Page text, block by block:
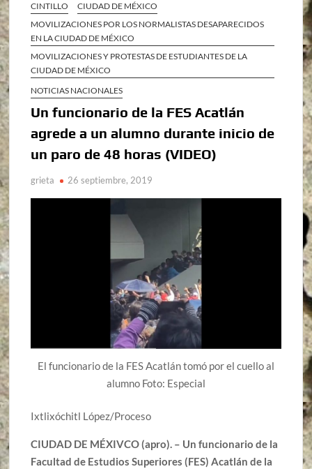
CINTILLO
CIUDAD DE MÉXICO
MOVILIZACIONES POR LOS NORMALISTAS DESAPARECIDOS
EN LA CIUDAD DE MÉXICO
MOVILIZACIONES Y PROTESTAS DE ESTUDIANTES DE LA
CIUDAD DE MÉXICO
NOTICIAS NACIONALES
Un funcionario de la FES Acatlán
agrede a un alumno durante inicio de
un paro de 48 horas (VIDEO)
grieta 26 septiembre, 2019
El funcionario de la FES Acatlán tomó por el cuello al
alumno Foto: Especial
Ixtlixóchitl López/Proceso
CIUDAD DE MÉXIVCO (apro). – Un funcionario de la
Facultad de Estudios Superiores (FES) Acatlán de la